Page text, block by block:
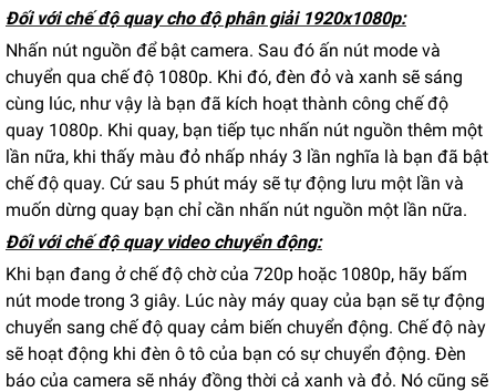
Đối với chế độ quay cho độ phân giải 1920x1080p:
Nhấn nút nguồn để bật camera. Sau đó ấn nút mode và
chuyển qua chế độ 1080p. Khi đó, đèn đỏ và xanh sẽ sáng
cùng lúc, như vậy là bạn đã kích hoạt thành công chế độ
quay 1080p. Khi quay, bạn tiếp tục nhấn nút nguồn thêm một
lần nữa, khi thấy màu đỏ nhấp nháy 3 lần nghĩa là bạn đã bật
chế độ quay. Cứ sau 5 phút máy sẽ tự động lưu một lần và
muốn dừng quay bạn chỉ cần nhấn nút nguồn một lần nữa.
Đối với chế độ quay video chuyển động:
Khi bạn đang ở chế độ chờ của 720p hoặc 1080p, hãy bấm
nút mode trong 3 giây. Lúc này máy quay của bạn sẽ tự động
chuyển sang chế độ quay cảm biến chuyển động. Chế độ này
sẽ hoạt động khi đèn ô tô của bạn có sự chuyển động. Đèn
báo của camera sẽ nháy đồng thời cả xanh và đỏ. Nó cũng sẽ